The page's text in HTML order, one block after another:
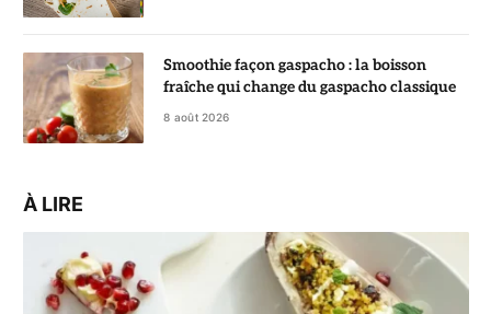
Smoothie façon gaspacho : la boisson
fraîche qui change du gaspacho classique
8 août 2026
À LIRE